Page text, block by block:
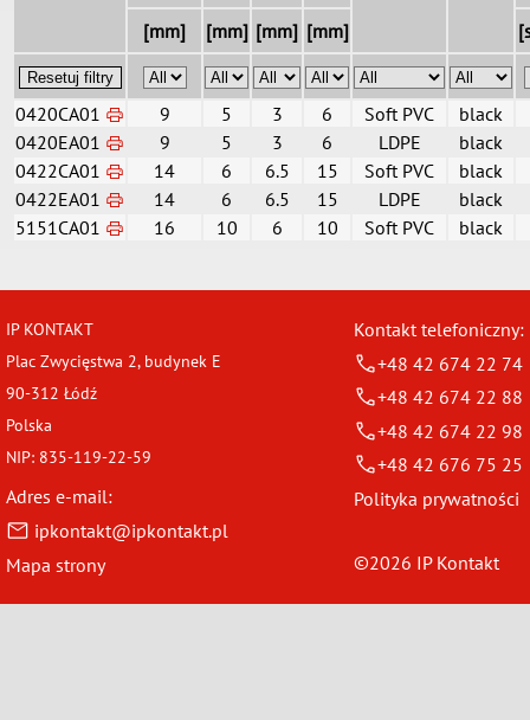
[mm] [mm] [mm] [mm]
Resetuj filtry
0420CA01 9 5 3 6 Soft PVC
black
0420EA01
9 5 3 6 LDPE
black
0422CA01
14 6 6.5 15 Soft PVC
black
0422EA01
14 6 6.5 15 LDPE
black
5151CA01
16 10 6 10 Soft PVC black
IP KONTAKT
Plac Zwycięstwa 2, budynek E
90-312 Łódź
Polska
NIP: 835-119-22-59
Kontakt telefoniczny:
+48 42 674 22 74
+48 42 674 22 88
+48 42 674 22 98
+48 42 676 75 25
Adres e-mail:
ipkontakt@ipkontakt.pl
Polityka prywatności
Mapa strony ©2026 IP Kontakt